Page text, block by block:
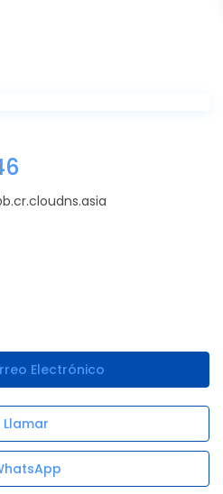
Electrónico
Llamar